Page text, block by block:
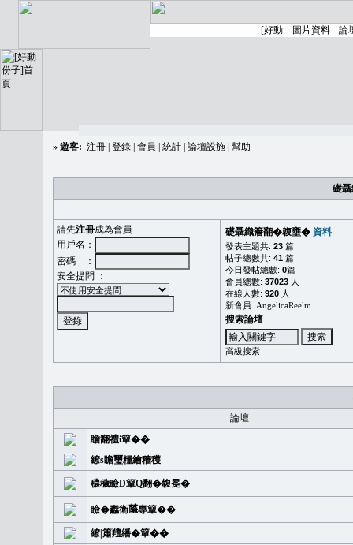
» 遊客: 注冊 登錄 會員 統計 論壇設施 幫助
礎
請先注冊成為會員
用戶名：
密碼 ：
安全提問 ：
礎聶織簷翻�䪖壅� 資料
發表主題共: 23 篇
帖子總數共: 41 篇
今日發帖總數: 0篇
會員總數: 37023 人
在線人數: 920 人
新會員: AngelicaReelm
搜索論壇
高級搜索
論壇
瞻翻禮i簞��
繚s瞻璽糧繪穡穫
穠穢瞼D簞Q翻�䪖冕�
瞼�䆐衛𦻕專簞��
繚|簫羶繙�簞��